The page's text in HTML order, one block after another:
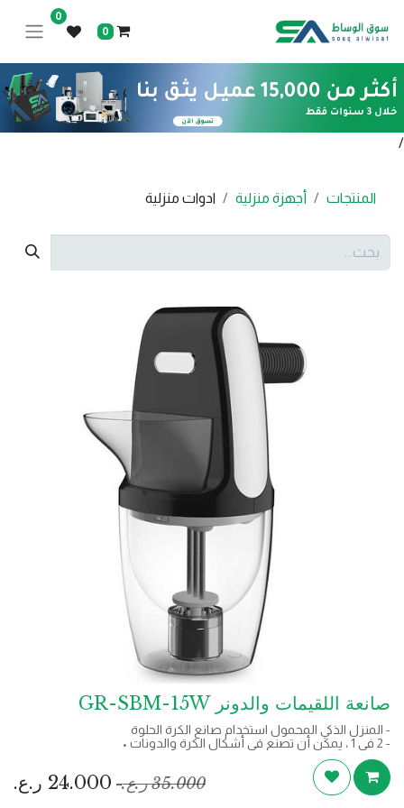
0
0
/
المنتجات أجهزة منزلية ادوات منزلية
صانعة اللقيمات والدونر GR-SBM-15W
- المنزل الذكي المحمول استخدام صانع الكرة الحلوة
- 2 في 1 ، يمكن أن تصنع في أشكال الكرة والدونات •
- مادة الجسم دائم ABS
-يوزع 3 كرات عجين في المرة الواحدة
- سعة الوعاء 700 مل
- شاشة LED رقمية لحساب عدد الكرات الحلوة
35.000ر.ع. 24.000 ر.ع.